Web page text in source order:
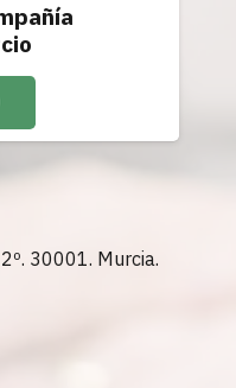
30001. Murcia.